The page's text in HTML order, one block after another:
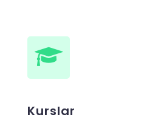
Kurslar